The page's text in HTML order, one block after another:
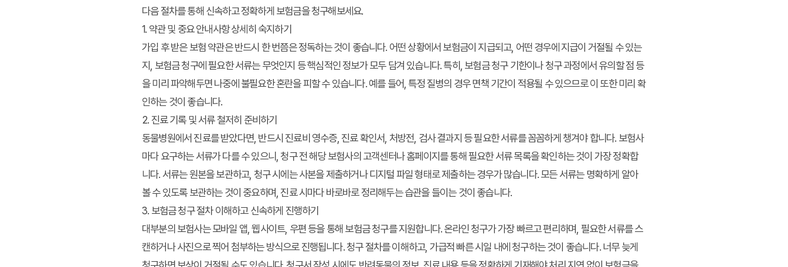
다음 절차를 통해 신속하고 정확하게 보험금을 청구해보세요.
1. 약관 및 중요 안내사항 상세히 숙지하기
가입 후 받은 보험 약관은 반드시 한 번쯤은 정독하는 것이 좋습니다. 어떤 상황에서 보험금이 지급되고, 어떤 경우에 지급이 거절될 수 있는
지, 보험금 청구에 필요한 서류는 무엇인지 등 핵심적인 정보가 모두 담겨 있습니다. 특히, 보험금 청구 기한이나 청구 과정에서 유의할 점 등
을 미리 파악해두면 나중에 불필요한 혼란을 피할 수 있습니다. 예를 들어, 특정 질병의 경우 면책 기간이 적용될 수 있으므로 이 또한 미리 확
인하는 것이 좋습니다.
2. 진료 기록 및 서류 철저히 준비하기
동물병원에서 진료를 받았다면, 반드시 진료비 영수증, 진료 확인서, 처방전, 검사 결과지 등 필요한 서류를 꼼꼼하게 챙겨야 합니다. 보험사
마다 요구하는 서류가 다를 수 있으니, 청구 전 해당 보험사의 고객센터나 홈페이지를 통해 필요한 서류 목록을 확인하는 것이 가장 정확합
니다. 서류는 원본을 보관하고, 청구 시에는 사본을 제출하거나 디지털 파일 형태로 제출하는 경우가 많습니다. 모든 서류는 명확하게 알아
볼 수 있도록 보관하는 것이 중요하며, 진료 시마다 바로바로 정리해두는 습관을 들이는 것이 좋습니다.
3. 보험금 청구 절차 이해하고 신속하게 진행하기
대부분의 보험사는 모바일 앱, 웹사이트, 우편 등을 통해 보험금 청구를 지원합니다. 온라인 청구가 가장 빠르고 편리하며, 필요한 서류를 스
캔하거나 사진으로 찍어 첨부하는 방식으로 진행됩니다. 청구 절차를 이해하고, 가급적 빠른 시일 내에 청구하는 것이 좋습니다. 너무 늦게